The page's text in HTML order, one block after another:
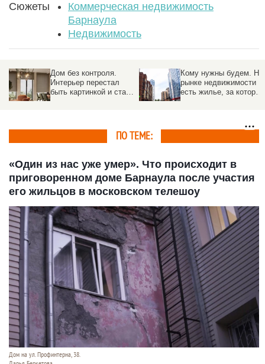
Сюжеты
Коммерческая недвижимость
Барнаула
Недвижимость
Дом без контроля.
Интерьер перестал
быть картинкой и стал
образом жизни
Кому нужны будем. На
рынке недвижимости
есть жилье, за которым
идет настоящая охота.
ПО ТЕМЕ:
«Один из нас уже умер». Что происходит в
приговоренном доме Барнаула после участия
его жильцов в московском телешоу
Дом на ул. Профинтерна, 38.